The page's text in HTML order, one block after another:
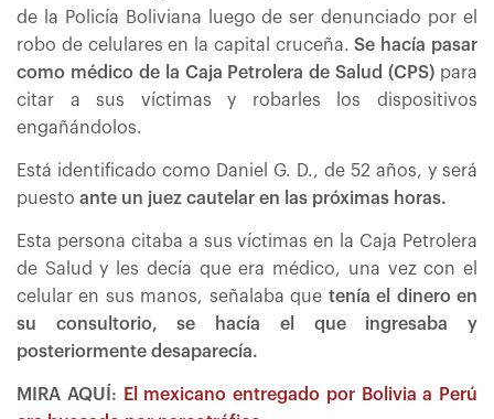
de la Policía Boliviana luego de ser denunciado por el
robo de celulares en la capital cruceña.Se hacía pasar
como médico de la Caja Petrolera de Salud (CPS) para
citar a sus víctimas y robarles los dispositivos
engañándolos.
Está identificado como Daniel G. D., de 52 años, y será
puesto ante un juez cautelar en las próximas horas.
Esta persona citaba a sus víctimas en la Caja Petrolera
de Salud y les decía que era médico, una vez con el
celular en sus manos, señalaba que tenía el dinero en
su consultorio, se hacía el que ingresaba y
posteriormente desaparecía.
MIRA AQUÍ:
El mexicano entregado por Bolivia a Perú